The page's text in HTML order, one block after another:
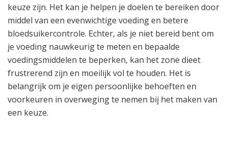
keuze zijn. Het kan je helpen je doelen te bereiken door
middel van een evenwichtige voeding en betere
bloedsuikercontrole. Echter, als je niet bereid bent om
je voeding nauwkeurig te meten en bepaalde
voedingsmiddelen te beperken, kan het zone dieet
frustrerend zijn en moeilijk vol te houden. Het is
belangrijk om je eigen persoonlijke behoeften en
voorkeuren in overweging te nemen bij het maken van
een keuze.